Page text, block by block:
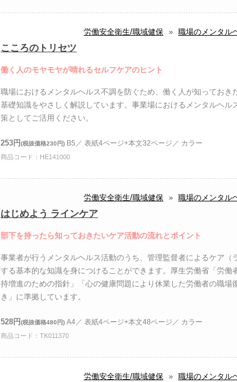
労働安全衛生/職域健保 » 職場のメンタル
こころのトリセツ
働く人のモヤモヤが晴れるセルフケアのヒント
職場におけるメンタルヘルス不調を防ぐため、働く人が知っておき
基礎知識をやさしく解説しています。事業場におけるメンタルヘル
策としてご活用ください。
253円(税抜価格230円) B5／ 表紙4ページ+本文32ページ／ カラー
商品コード：HE141000
労働安全衛生/職域健保 » 職場のメンタル
はじめよう ラインケア
部下を持ったら知っておきたいケア活動の流れとポイント
事業者が行うメンタルヘルス活動のうち、管理監督者によるケア（
する基本的な知識を身につけることができます。厚生労働省「労働
持増進のための指針」「心の健康問題により休業した労働者の職場
き」に準拠しています。
528円(税抜価格480円) A4／ 表紙4ページ+本文48ページ／ カラー
商品コード：TK011370
労働安全衛生/職域健保 » 職場のメンタル